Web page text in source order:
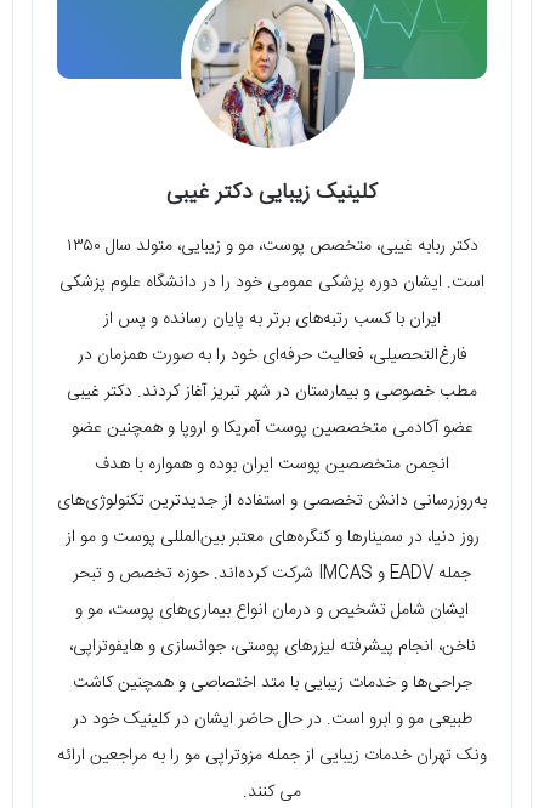
کلینیک زیبایی دکتر غیبی
دکتر ربابه غیبی، متخصص پوست، مو و زیبایی، متولد سال ۱۳۵۰
است. ایشان دوره پزشکی عمومی خود را در دانشگاه علوم پزشکی
ایران با کسب رتبه‌های برتر به پایان رسانده و پس از
فارغ‌التحصیلی، فعالیت حرفه‌ای خود را به ‌صورت همزمان در
مطب خصوصی و بیمارستان در شهر تبریز آغاز کردند. دکتر غیبی
عضو آکادمی متخصصین پوست آمریکا و اروپا و همچنین عضو
انجمن متخصصین پوست ایران بوده و همواره با هدف
به‌روزرسانی دانش تخصصی و استفاده از جدیدترین تکنولوژی‌های
روز دنیا، در سمینارها و کنگره‌های معتبر بین‌المللی پوست و مو از
جمله EADV و IMCAS شرکت کرده‌اند. حوزه تخصص و تبحر
ایشان شامل تشخیص و درمان انواع بیماری‌های پوست، مو و
ناخن، انجام پیشرفته لیزرهای پوستی، جوانسازی و هایفوتراپی،
جراحی‌ها و خدمات زیبایی با متد اختصاصی و همچنین کاشت
طبیعی مو و ابرو است. در حال حاضر ایشان در کلینیک خود در
ونک تهران خدمات زیبایی از جمله مزوتراپی مو را به مراجعین ارائه
می کنند.